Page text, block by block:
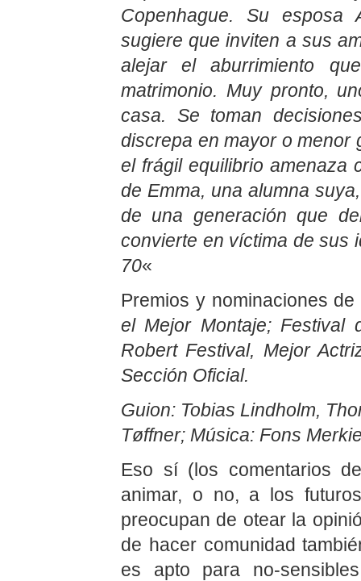
Copenhague. Su esposa
sugiere que inviten a sus
alejar el aburrimiento
matrimonio. Muy pronto,
casa. Se toman
discrepa en mayor o menor
el frágil equilibrio amenaza
de Emma, una alumna
de una generación que
convierte en víctima de sus
70«
Premios y nominaciones de
el Mejor Montaje; Festival
Robert Festival, Mejor
Sección Oficial.
Guion: Tobias Lindholm,
Tøffner; Música: Fons
Eso sí (los comentarios
animar, o no, a los
preocupan de otear la
de hacer comunidad
es apto para no-